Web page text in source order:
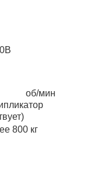
об/мин
800 кг